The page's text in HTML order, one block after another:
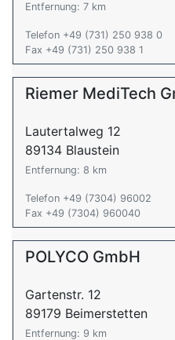
Entfernung: 7 km
Telefon +49 (731) 250 938 0
Fax +49 (731) 250 938 1
Riemer MediTech
Lautertalweg 12
89134 Blaustein
Entfernung: 8 km
Telefon +49 (7304) 96002
Fax +49 (7304) 960040
POLYCO GmbH
Gartenstr. 12
89179 Beimerstetten
Entfernung: 9 km